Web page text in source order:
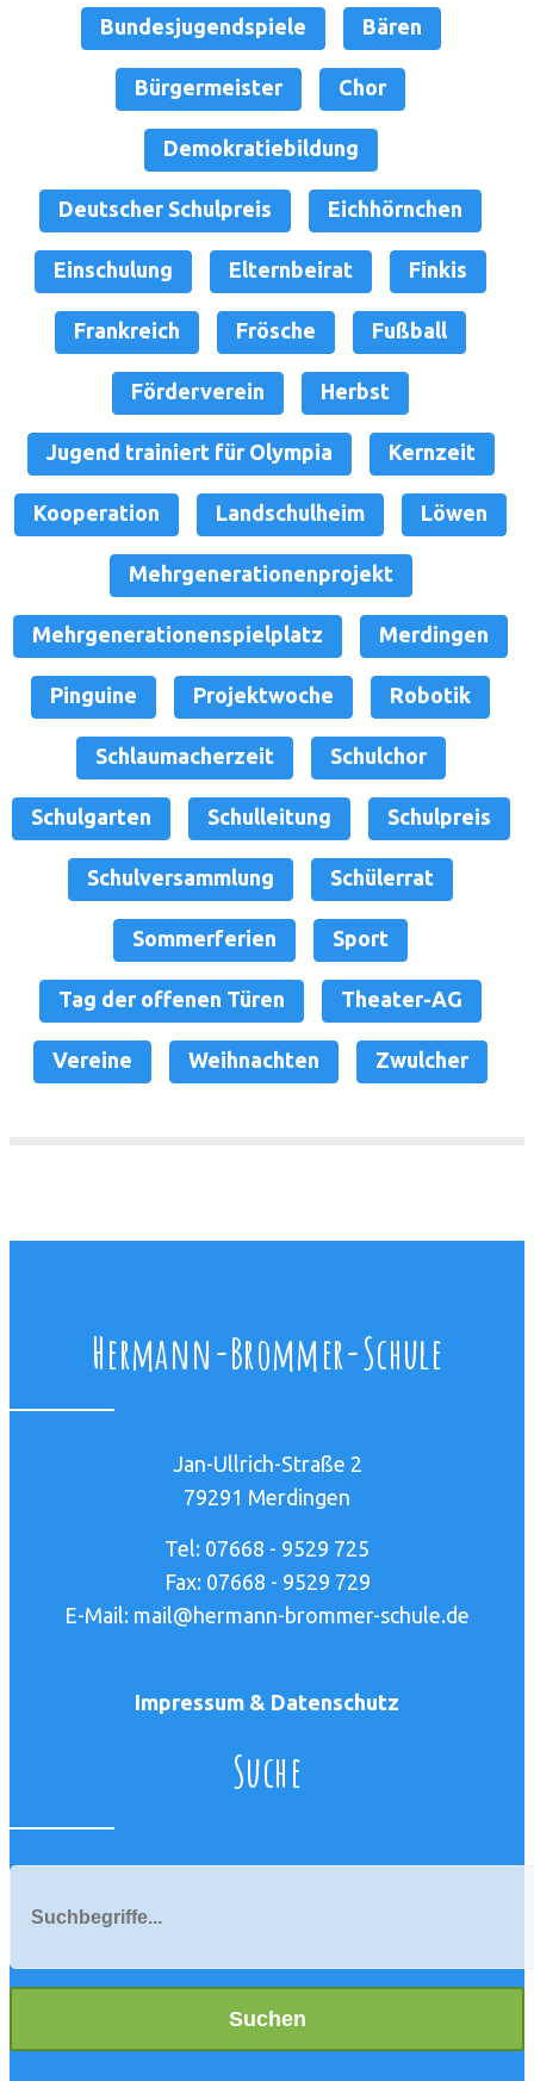
Bundesjugendspiele Bären
Bürgermeister Chor
Demokratiebildung
Deutscher Schulpreis Eichhörnchen
Einschulung Elternbeirat Finkis
Frankreich Frösche Fußball
Förderverein Herbst
Jugend trainiert für Olympia Kernzeit
Kooperation Landschulheim Löwen
Mehrgenerationenprojekt
Mehrgenerationenspielplatz Merdingen
Pinguine Projektwoche Robotik
Schlaumacherzeit Schulchor
Schulgarten Schulleitung Schulpreis
Schulversammlung Schülerrat
Sommerferien Sport
Tag der offenen Türen Theater-AG
Vereine Weihnachten Zwulcher
Hermann-Brommer-Schule
Jan-Ullrich-Straße 2
79291 Merdingen
Tel: 07668 - 9529 725
Fax: 07668 - 9529 729
E-Mail: mail@hermann-brommer-schule.de
Impressum & Datenschutz
Suche